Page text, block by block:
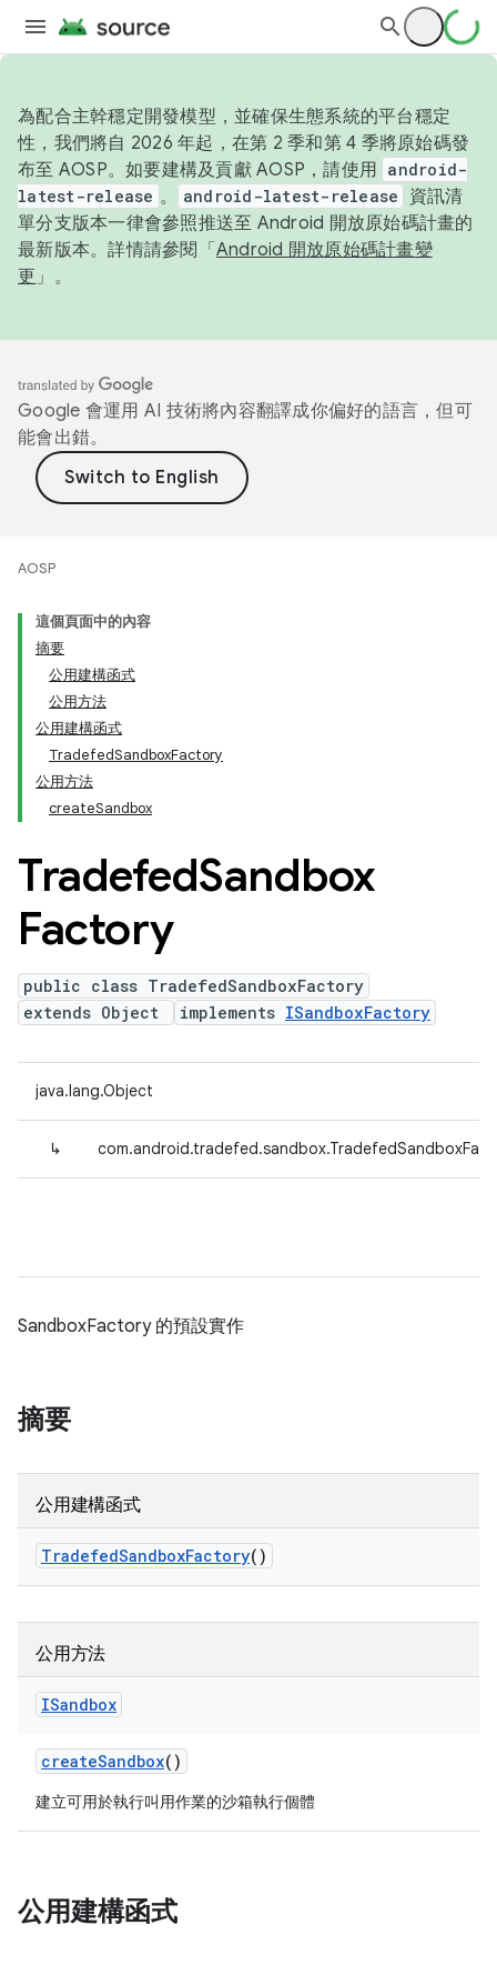
為配合主幹穩定開發模型，並確保生態系統的平台穩定
性，我們將自 2026 年起，在第 2 季和第 4 季將原始碼發
布至 AOSP。如要建構及貢獻 AOSP，請使用 android-
latest-release 。 android-latest-release
資訊清
單分支版本一律會參照推送至 Android 開放原始碼計畫的
最新版本。詳情請參閱「 Android 開放原始碼計畫變
更 」。
Google 會運用 AI 技術將內容翻譯成你偏好的語言，但可
能會出錯。
AOSP
這個頁面中的內容
摘要
公用建構函式
公用方法
公用建構函式
TradefedSandboxFactory
公用方法
createSandbox
TradefedSandbox
Factory
public class TradefedSandboxFactory
extends Object
implements ISandboxFactory
java.lang.Object
↳
SandboxFactory 的預設實作
摘要
公用建構函式
TradefedSandboxFactory()
公用方法
ISandbox
createSandbox()
建立可用於執行叫用作業的沙箱執行個體
公用建構函式